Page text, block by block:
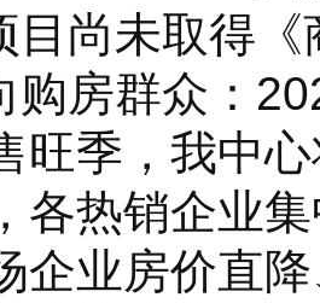
目尚未取得
购房群众：
旺季，我中
各热销企业
企业房价直